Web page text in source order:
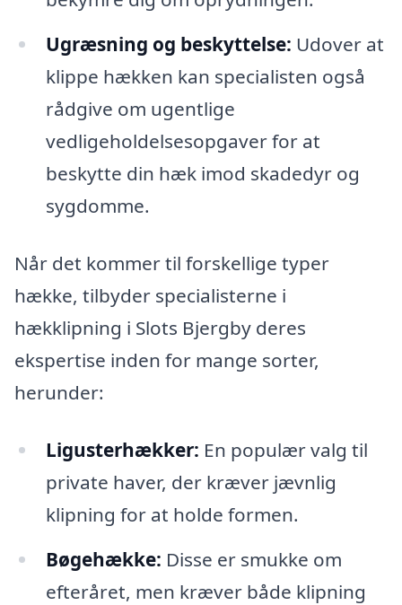
Ugræsning og beskyttelse: Udover at
klippe hækken kan specialisten også
rådgive om ugentlige
vedligeholdelsesopgaver for at
beskytte din hæk imod skadedyr og
sygdomme.
Når det kommer til forskellige typer
hække, tilbyder specialisterne i
hækklipning i Slots Bjergby deres
ekspertise inden for mange sorter,
herunder:
Ligusterhækker: En populær valg til
private haver, der kræver jævnlig
klipning for at holde formen.
Bøgehække: Disse er smukke om
efteråret, men kræver både klipning